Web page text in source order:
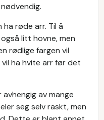
røde arr. Til å
litt hovne, men
rødlige fargen vil
ha hvite arr før det
av mange
seg selv raskt, men